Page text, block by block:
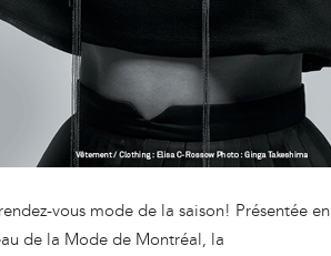
vous mode de la saison! Présentée en
de la Mode de Montréal, la